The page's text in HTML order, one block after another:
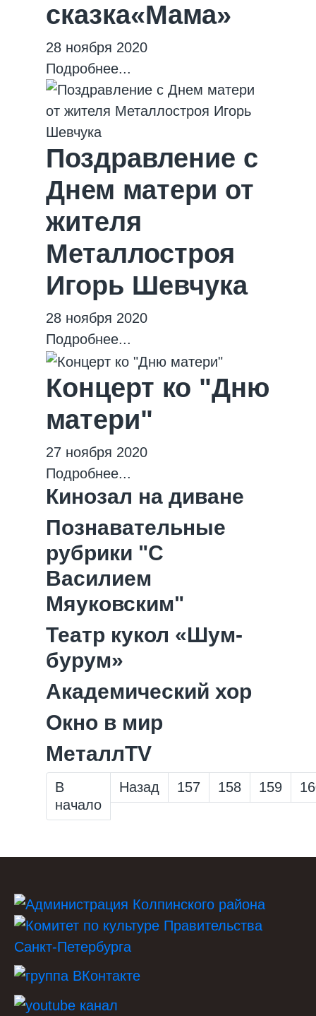
сказка«Мама»
28 ноября 2020
Подробнее...
Поздравление с
Днем матери от
жителя
Металлостроя
Игорь Шевчука
28 ноября 2020
Подробнее...
Концерт ко "Дню
матери"
27 ноября 2020
Подробнее...
Кинозал на диване
Познавательные
рубрики "С
Василием
Мяуковским"
Театр кукол «Шум-
бурум»
Академический хор
Окно в мир
МеталлTV
В
начало
Назад 157 158 159